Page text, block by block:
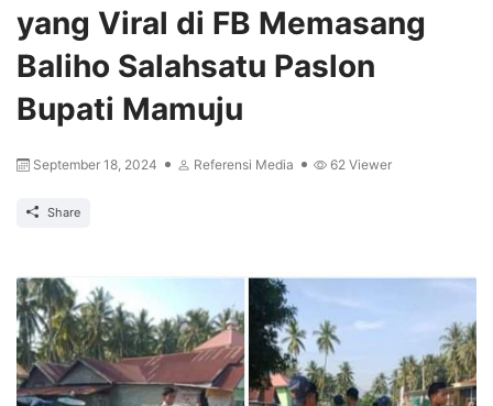
yang Viral di FB Memasang
Baliho Salahsatu Paslon
Bupati Mamuju
September 18, 2024 Referensi Media 62 Viewer
Share